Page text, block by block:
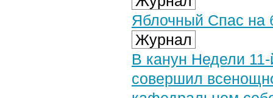
Яблочный Спас на
Журнал
В канун Недели
совершил